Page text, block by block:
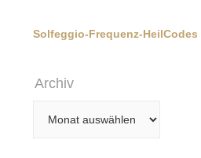
Solfeggio-Frequenz-HeilCodes
Archiv